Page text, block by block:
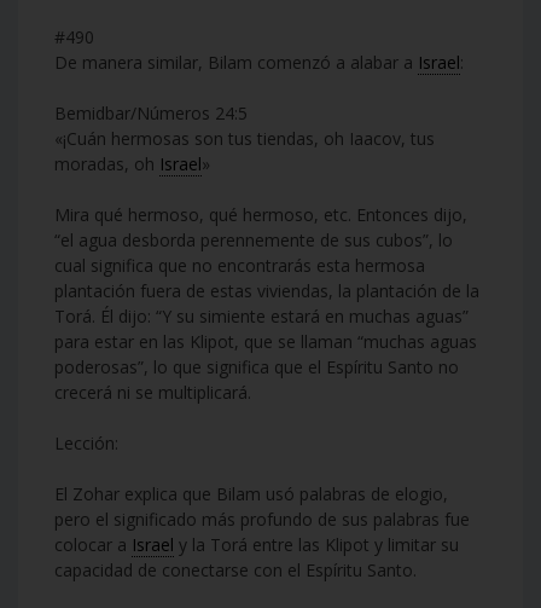
#490
De manera similar, Bilam comenzó a alabar a Israel:
Bemidbar/Números 24:5
«¡Cuán hermosas son tus tiendas, oh Iaacov, tus
moradas, oh Israel»
Mira qué hermoso, qué hermoso, etc. Entonces dijo,
“el agua desborda perennemente de sus cubos”, lo
cual significa que no encontrarás esta hermosa
plantación fuera de estas viviendas, la plantación de la
Torá. Él dijo: “Y su simiente estará en muchas aguas”
para estar en las Klipot, que se llaman “muchas aguas
poderosas”, lo que significa que el Espíritu Santo no
crecerá ni se multiplicará.
Lección:
El Zohar explica que Bilam usó palabras de elogio,
pero el significado más profundo de sus palabras fue
colocar a Israel y la Torá entre las Klipot y limitar su
capacidad de conectarse con el Espíritu Santo.